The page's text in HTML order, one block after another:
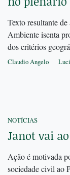
Texto resultante
Ambiente isenta
dos critérios
Claudio Angelo
NOTÍCIAS
Janot vai
Ação é motivada
sociedade civil ao